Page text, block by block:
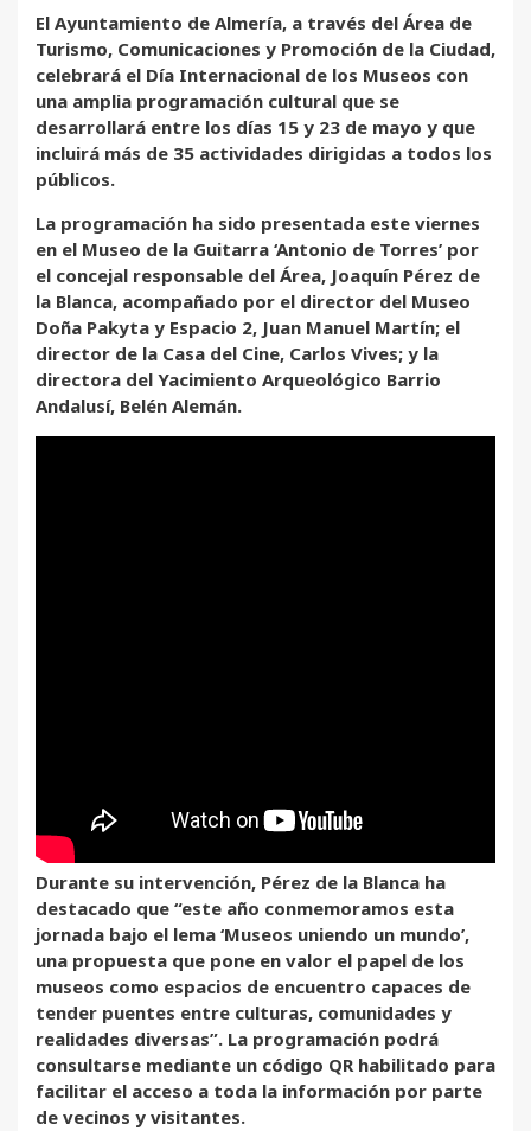
El Ayuntamiento de Almería, a través del Área de
Turismo, Comunicaciones y Promoción de la Ciudad,
celebrará el Día Internacional de los Museos con
una amplia programación cultural que se
desarrollará entre los días 15 y 23 de mayo y que
incluirá más de 35 actividades dirigidas a todos los
públicos.
La programación ha sido presentada este viernes
en el Museo de la Guitarra ‘Antonio de Torres’ por
el concejal responsable del Área, Joaquín Pérez de
la Blanca, acompañado por el director del Museo
Doña Pakyta y Espacio 2, Juan Manuel Martín; el
director de la Casa del Cine, Carlos Vives; y la
directora del Yacimiento Arqueológico Barrio
Andalusí, Belén Alemán.
Durante su intervención, Pérez de la Blanca ha
destacado que “este año conmemoramos esta
jornada bajo el lema ‘Museos uniendo un mundo’,
una propuesta que pone en valor el papel de los
museos como espacios de encuentro capaces de
tender puentes entre culturas, comunidades y
realidades diversas”. La programación podrá
consultarse mediante un código QR habilitado para
facilitar el acceso a toda la información por parte
de vecinos y visitantes.